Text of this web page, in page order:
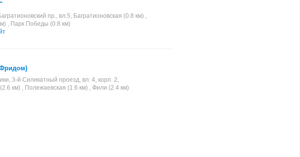
пр., вл.5, Багратионовская (0.8 км) ,
, Парк Победы (0.8 км)
3-й Силикатный проезд, вл. 4, корп. 2,
км) , Полежаевская (1.6 км) , Фили (2.4 км)